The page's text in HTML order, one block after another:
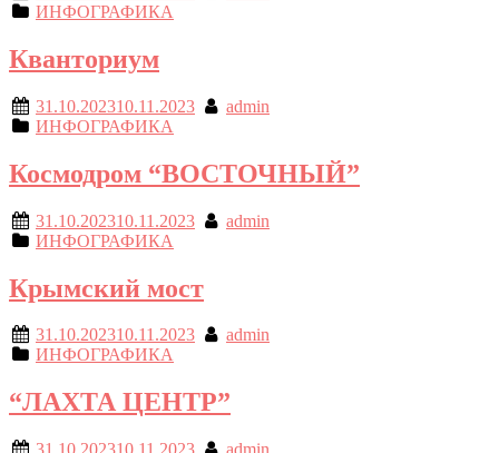
ИНФОГРАФИКА
Кванториум
31.10.202310.11.2023
admin
ИНФОГРАФИКА
Космодром “ВОСТОЧНЫЙ”
31.10.202310.11.2023
admin
ИНФОГРАФИКА
Крымский мост
31.10.202310.11.2023
admin
ИНФОГРАФИКА
“ЛАХТА ЦЕНТР”